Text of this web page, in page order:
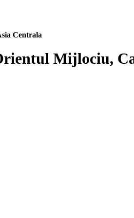
Centrala
Mijlociu,